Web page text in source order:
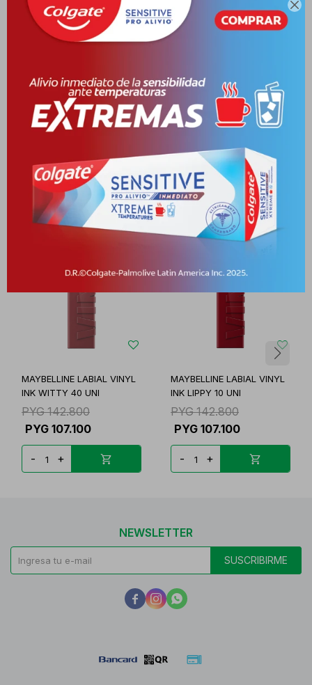

Envíos
Cambios y Devoluciones
Medios de pago
Productos que te pueden interesar
MAYBELLINE LABIAL VINYL
INK WITTY 40 UNI
PYG 142.800
PYG 107.100
- +
MAYBELLINE LABIAL VINYL
INK LIPPY 10 UNI
PYG 142.800
PYG 107.100
- +
NEWSLETTER
SUSCRIBIRME
  